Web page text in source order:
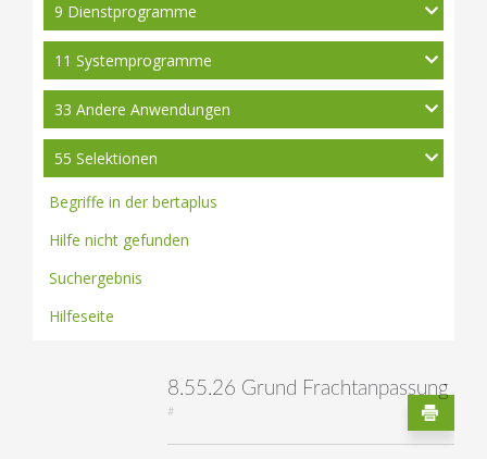
9 Dienstprogramme
11 Systemprogramme
33 Andere Anwendungen
55 Selektionen
Begriffe in der bertaplus
Hilfe nicht gefunden
Suchergebnis
Hilfeseite
8.55.26 Grund Frachtanpassung
#